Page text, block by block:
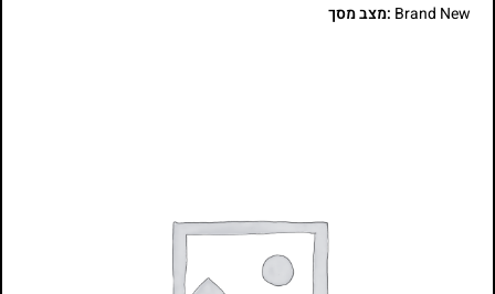
Brand New :מצב מסך